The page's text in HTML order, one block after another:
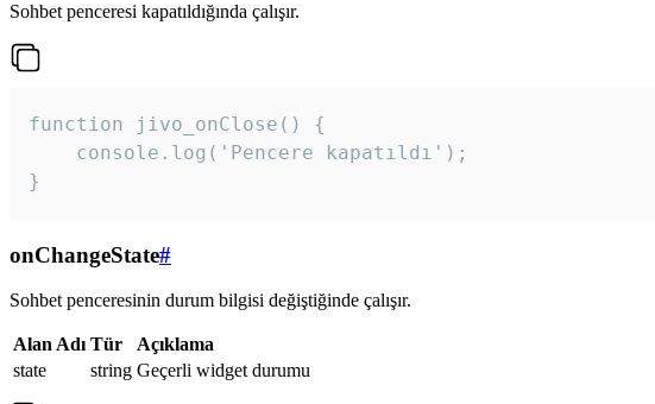
Sohbet penceresi kapatıldığında çalışır.
function jivo_onClose() {
    console.log('Pencere kapatıldı');
}
onChangeState#
Sohbet penceresinin durum bilgisi değiştiğinde çalışır.
Alan Adı Tür
Açıklama
state
string Geçerli widget durumu